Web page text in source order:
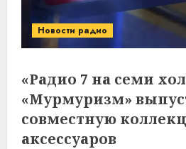
Новости радио
«Радио 7 на семи
«Мурмуризм»
совместную
аксессуаров